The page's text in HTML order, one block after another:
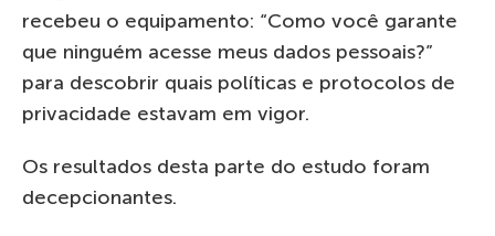
recebeu o equipamento: “Como você garante
que ninguém acesse meus dados pessoais?”
para descobrir quais políticas e protocolos de
privacidade estavam em vigor.
Os resultados desta parte do estudo foram
decepcionantes.